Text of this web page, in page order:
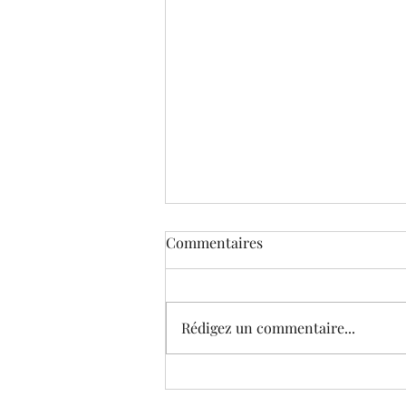
Commentaires
Rédigez un commentaire...